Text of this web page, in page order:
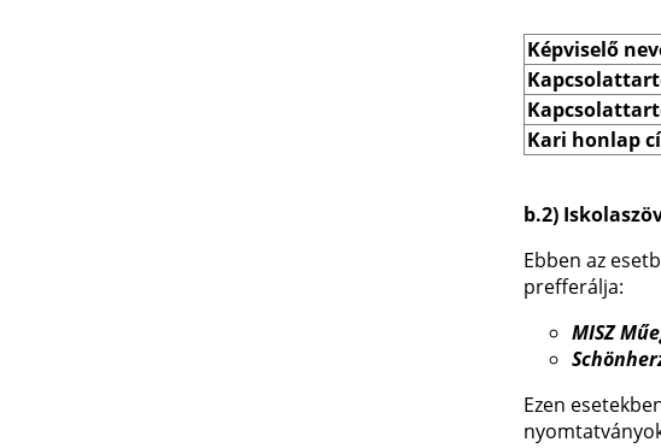
Képviselő
Kari honlap
b.2)
Ebben az
prefferálja:
MISZ
Ezen